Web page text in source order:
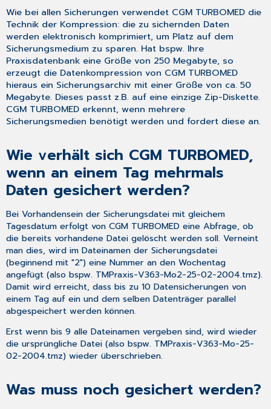
eine
Datenspiegelung?
Wie bei allen Sicherungen verwendet CGM TURBOMED die
Technik der Kompression: die zu sichernden Daten
werden elektronisch komprimiert, um Platz auf dem
Sicherungsmedium zu sparen. Hat bspw. Ihre
Praxisdatenbank eine Größe von 250 Megabyte, so
erzeugt die Datenkompression von CGM TURBOMED
hieraus ein Sicherungsarchiv mit einer Größe von ca. 50
Megabyte. Dieses passt z.B. auf eine einzige Zip-Diskette.
CGM TURBOMED erkennt, wenn mehrere
Sicherungsmedien benötigt werden und fordert diese an.
Wie verhält sich CGM TURBOMED,
wenn an einem Tag mehrmals
Daten gesichert werden?
Bei Vorhandensein der Sicherungsdatei mit gleichem
Tagesdatum erfolgt von CGM TURBOMED eine Abfrage, ob
die bereits vorhandene Datei gelöscht werden soll. Verneint
man dies, wird im Dateinamen der Sicherungsdatei
(beginnend mit "2") eine Nummer an den Wochentag
angefügt (also bspw. TMPraxis-V363-Mo2-25-02-2004.tmz).
Damit wird erreicht, dass bis zu 10 Datensicherungen von
einem Tag auf ein und dem selben Datenträger parallel
abgespeichert werden können.
Erst wenn bis 9 alle Dateinamen vergeben sind, wird wieder
die ursprüngliche Datei (also bspw. TMPraxis-V363-Mo-25-
02-2004.tmz) wieder überschrieben.
Was muss noch gesichert werden?